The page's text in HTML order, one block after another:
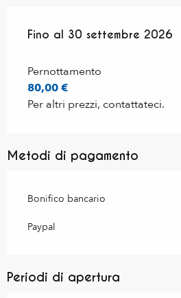
Dal1 giugno 2026al 30
Fino al 30 settembre 2026
Pernottamento
80,00 €
Per altri prezzi, contattateci.
Metodi di pagamento
Bonifico bancario
Paypal
Periodi di apertura